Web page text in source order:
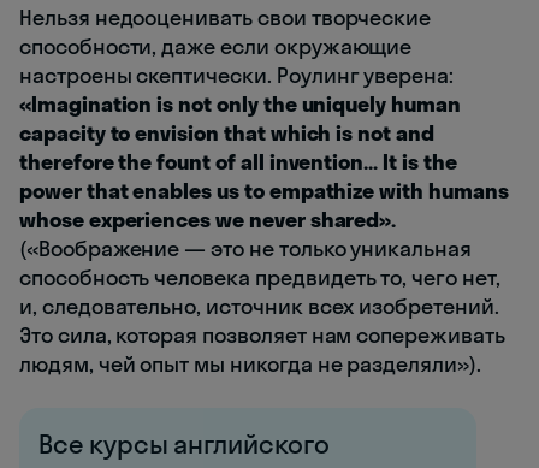
Нельзя недооценивать свои творческие
способности, даже если окружающие
настроены скептически. Роулинг уверена:
«Imagination is not only the uniquely human
capacity to envision that which is not and
therefore the fount of all invention… It is the
power that enables us to empathize with humans
whose experiences we never shared».
(«Воображение — это не только уникальная
способность человека предвидеть то, чего нет,
и, следовательно, источник всех изобретений.
Это сила, которая позволяет нам сопереживать
людям, чей опыт мы никогда не разделяли»).
Все курсы английского